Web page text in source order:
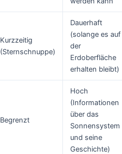
Kurzzeitig
(Sternschnuppe)
Dauerhaft
(solange es auf
der
Erdoberfläche
erhalten bleibt)
Begrenzt
Hoch
(Informationen
über das
Sonnensystem
und seine
Geschichte)